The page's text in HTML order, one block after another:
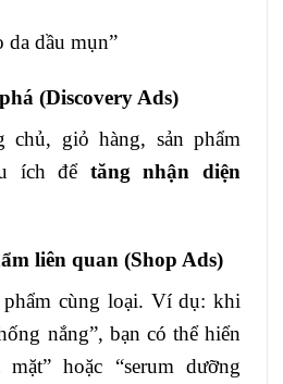
da dầu mụn”
(Discovery Ads)
chủ, giỏ hàng, sản phẩm
ích để tăng nhận diện
liên quan (Shop Ads)
phẩm cùng loại. Ví dụ: khi
nắng”, bạn có thể hiển
hoặc “serum dưỡng